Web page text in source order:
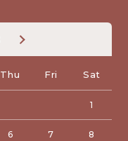
Thu Fri Sat
1
6 7 8